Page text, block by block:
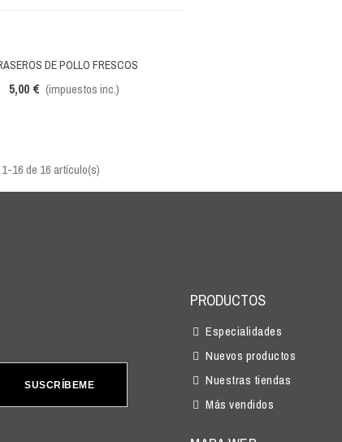
rápidaDE POLLO FRESCOS
5,00 € (impuestos inc.)
16 de 16 artículo(s)
SUSCRÍBEME
PRODUCTOS
Especialidades
Nuevos productos
Nuestras tiendas
Más vendidos